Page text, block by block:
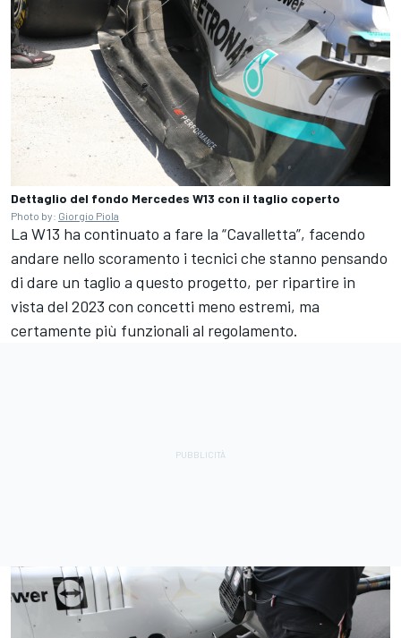
Dettaglio del fondo Mercedes W13 con il taglio coperto
Photo by: Giorgio Piola
La W13 ha continuato a fare la “Cavalletta”, facendo
andare nello scoramento i tecnici che stanno pensando
di dare un taglio a questo progetto, per ripartire in
vista del 2023 con concetti meno estremi, ma
certamente più funzionali al regolamento.